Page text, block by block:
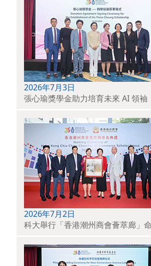
2026年7月3日
張心瑜獎學金助力培育未來 AI 領袖
2026年7月2日
科大舉行「香港潮州商會薈萃廊」